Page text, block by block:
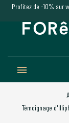

Témoignage
Profitez de -10% sur